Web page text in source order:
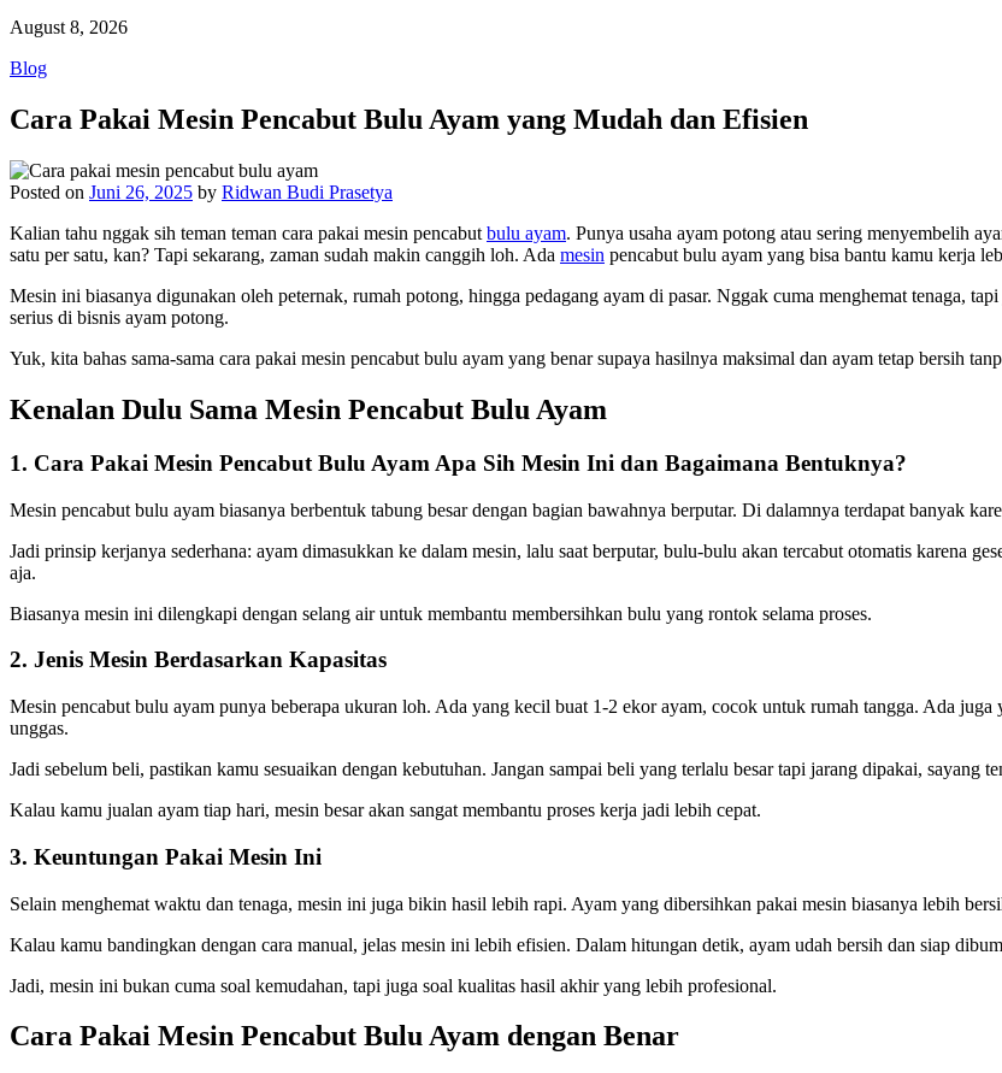
August 8, 2026
Blog
Cara Pakai Mesin Pencabut Bulu Ayam yang Mudah dan Efisien
Posted on Juni 26, 2025 by Ridwan Budi Prasetya
Kalian tahu nggak sih teman teman cara pakai mesin pencabut bulu ayam. Punya usaha ayam potong atau sering menyembelih
satu per satu, kan? Tapi sekarang, zaman sudah makin canggih loh. Ada mesin pencabut bulu ayam yang bisa bantu kamu kerja
Mesin ini biasanya digunakan oleh peternak, rumah potong, hingga pedagang ayam di pasar. Nggak cuma menghemat tenaga,
serius di bisnis ayam potong.
Yuk, kita bahas sama-sama cara pakai mesin pencabut bulu ayam yang benar supaya hasilnya maksimal dan ayam tetap bersih
Kenalan Dulu Sama Mesin Pencabut Bulu Ayam
1. Cara Pakai Mesin Pencabut Bulu Ayam Apa Sih Mesin Ini dan Bagaimana Bentuknya?
Mesin pencabut bulu ayam biasanya berbentuk tabung besar dengan bagian bawahnya berputar. Di dalamnya terdapat banyak
Jadi prinsip kerjanya sederhana: ayam dimasukkan ke dalam mesin, lalu saat berputar, bulu-bulu akan tercabut otomatis karena
aja.
Biasanya mesin ini dilengkapi dengan selang air untuk membantu membersihkan bulu yang rontok selama proses.
2. Jenis Mesin Berdasarkan Kapasitas
Mesin pencabut bulu ayam punya beberapa ukuran loh. Ada yang kecil buat 1-2 ekor ayam, cocok untuk rumah tangga. Ada
unggas.
Jadi sebelum beli, pastikan kamu sesuaikan dengan kebutuhan. Jangan sampai beli yang terlalu besar tapi jarang dipakai, sayang
Kalau kamu jualan ayam tiap hari, mesin besar akan sangat membantu proses kerja jadi lebih cepat.
3. Keuntungan Pakai Mesin Ini
Selain menghemat waktu dan tenaga, mesin ini juga bikin hasil lebih rapi. Ayam yang dibersihkan pakai mesin biasanya lebih
Kalau kamu bandingkan dengan cara manual, jelas mesin ini lebih efisien. Dalam hitungan detik, ayam udah bersih dan siap
Jadi, mesin ini bukan cuma soal kemudahan, tapi juga soal kualitas hasil akhir yang lebih profesional.
Cara Pakai Mesin Pencabut Bulu Ayam dengan Benar